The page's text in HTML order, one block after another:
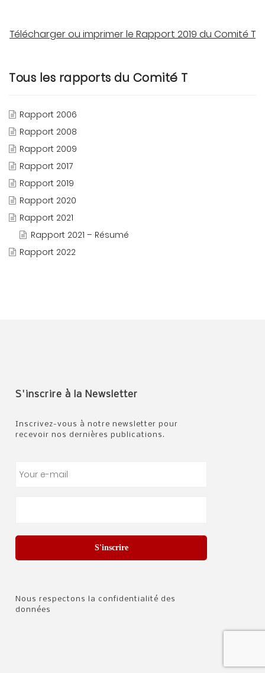
Télécharger ou imprimer le Rapport 2019 du Comité T
Tous les rapports du Comité T
Rapport 2006
Rapport 2008
Rapport 2009
Rapport 2017
Rapport 2019
Rapport 2020
Rapport 2021
Rapport 2021 – Résumé
Rapport 2022
S'inscrire à la Newsletter
Inscrivez-vous à notre newsletter pour
recevoir nos dernières publications.
S'inscrire
Nous respectons la confidentialité des
données